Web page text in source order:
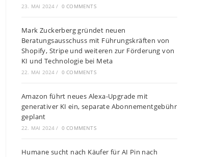
23. MAI 2024 / 0 COMMENTS
Mark Zuckerberg gründet neuen
Beratungsausschuss mit Führungskräften von
Shopify, Stripe und weiteren zur Förderung von
KI und Technologie bei Meta
22. MAI 2024 / 0 COMMENTS
Amazon führt neues Alexa-Upgrade mit
generativer KI ein, separate Abonnementgebühr
geplant
22. MAI 2024 / 0 COMMENTS
Humane sucht nach Käufer für AI Pin nach